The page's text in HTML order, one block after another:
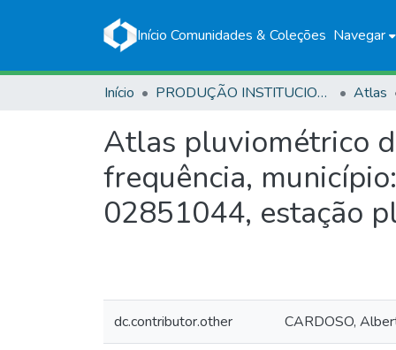
Início Comunidades & Coleções Navegar
Início PRODUÇÃO INSTITUCIONAL Atlas
Atlas pluviométrico
frequência,
02851044, estação
dc.contributor.other CARDOSO,